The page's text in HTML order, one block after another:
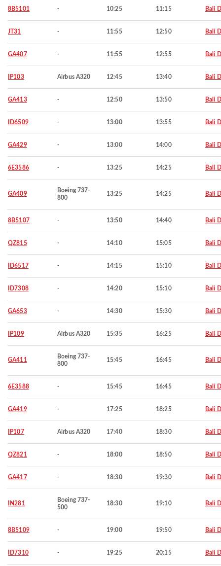
8B5101 - 10:25 11:15 Bali
JT31 - 11:55 12:50 Bali
GA407 - 11:55 12:55 Bali
IP103 Airbus A320 12:45 13:40 Bali
GA413 - 12:50 13:50 Bali
ID6509 - 13:00 13:55 Bali
GA429 - 13:00 14:00 Bali
6E3586 - 13:25 14:25 Bali
GA409
Boeing 737-
800
13:25 14:25 Bali
8B5107 - 13:50 14:40 Bali
QZ815 - 14:10 15:05 Bali
ID6517 - 14:15 15:10 Bali
ID7308 - 14:20 15:10 Bali
GA653 - 14:30 15:30 Bali
IP109 Airbus A320 15:35 16:25 Bali
GA411
Boeing 737-
800
15:45 16:45 Bali
6E3588 - 15:45 16:45 Bali
GA419 - 17:25 18:25 Bali
IP107 Airbus A320 17:40 18:30 Bali
QZ821 - 18:00 18:50 Bali
GA417 - 18:30 19:30 Bali
IN281
Boeing 737-
500
18:30 19:10 Bali
8B5109 - 19:00 19:50 Bali
ID7310 - 19:25 20:15 Bali